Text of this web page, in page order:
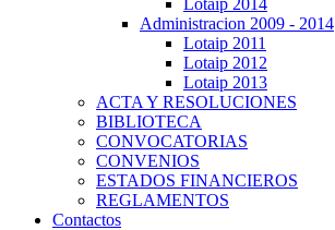
Lotaip 2014
Administracion 2009 - 2014
Lotaip 2011
Lotaip 2012
Lotaip 2013
ACTA Y RESOLUCIONES
BIBLIOTECA
CONVOCATORIAS
CONVENIOS
ESTADOS FINANCIEROS
REGLAMENTOS
Contactos